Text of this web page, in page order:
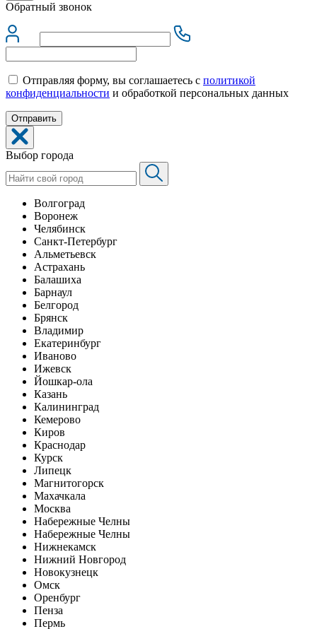
Обратный звонок
Отправляя форму, вы соглашаетесь с политикой
конфиденциальности и обработкой персональных данных
Выбор города
Волгоград
Воронеж
Челябинск
Санкт-Петербург
Альметьевск
Астрахань
Балашиха
Барнаул
Белгород
Брянск
Владимир
Екатеринбург
Иваново
Ижевск
Йошкар-ола
Казань
Калининград
Кемерово
Киров
Краснодар
Курск
Липецк
Магнитогорск
Махачкала
Москва
Набережные Челны
Набережные Челны
Нижнекамск
Нижний Новгород
Новокузнецк
Омск
Оренбург
Пенза
Пермь